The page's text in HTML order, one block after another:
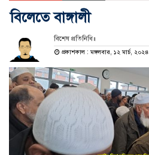
বিলেতে বাঙ্গালী
বিশেষ প্রতিনিধি॥
প্রকাশকাল : মঙ্গলবার, ১২ মার্চ, ২০২৪